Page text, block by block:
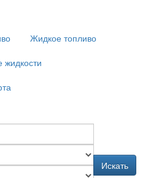
Жидкое топливо
Искать